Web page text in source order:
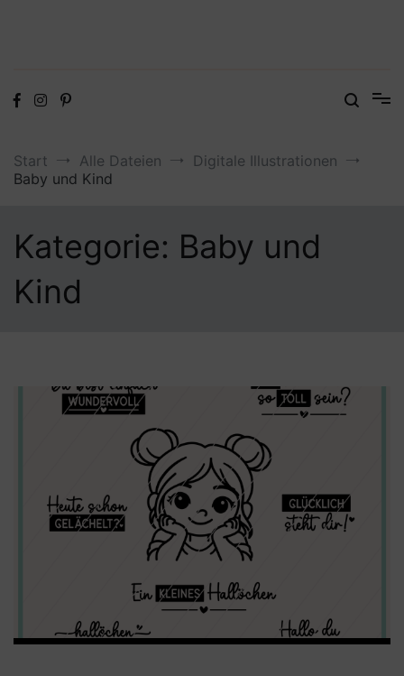
Start Alle Dateien
Digitale Illustrationen
Baby und Kind
Kategorie: Baby und
Kind